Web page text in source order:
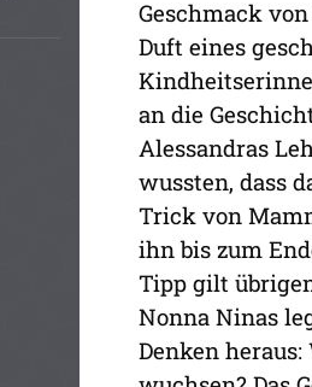
Geschmack
Duft eines
an die
Alessandras
wussten, dass
Trick von
ihn bis zum
Tipp gilt
Nonna Ninas
Denken